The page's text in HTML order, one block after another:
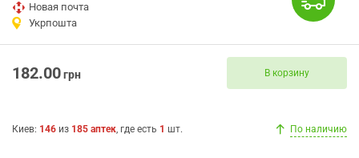
Новая почта
Укрпошта
182.00грн В корзину
Киев: 146 из 185 аптек, где есть 1 шт. По наличию